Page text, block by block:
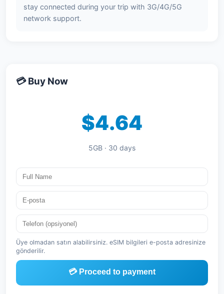
stay connected during your trip with 3G/4G/5G
network support.
💳 Buy Now
$4.64
5GB · 30 days
Üye olmadan satın alabilirsiniz. eSIM bilgileri e-posta adresinize
gönderilir.
💳 Proceed to payment